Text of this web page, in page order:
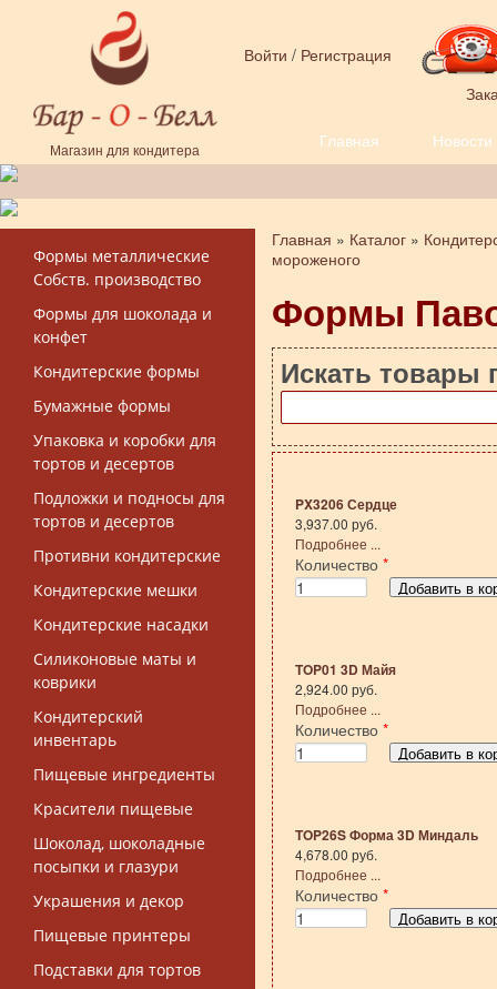
Перейти к основному содержанию
Магазин для кондитера
Войти / Регистрация
Главная Новости
Форма поиска
Формы металлические
Собств. производство
Формы для шоколада и
конфет
Кондитерские формы
Бумажные формы
Упаковка и коробки для
тортов и десертов
Подложки и подносы для
тортов и десертов
Противни кондитерские
Кондитерские мешки
Кондитерские насадки
Силиконовые маты и
коврики
Кондитерский
инвентарь
Пищевые ингредиенты
Красители пищевые
Шоколад, шоколадные
посыпки и глазури
Украшения и декор
Пищевые принтеры
Подставки для тортов
Вы здесь
Главная » Каталог »
мороженого
Формы
Искать товары
PX3206 Сердце
3,937.00 руб.
Подробнее ...
Количество *
TOP01 3D Майя
2,924.00 руб.
Подробнее ...
Количество *
TOP26S Форма 3D Миндаль
4,678.00 руб.
Подробнее ...
Количество *